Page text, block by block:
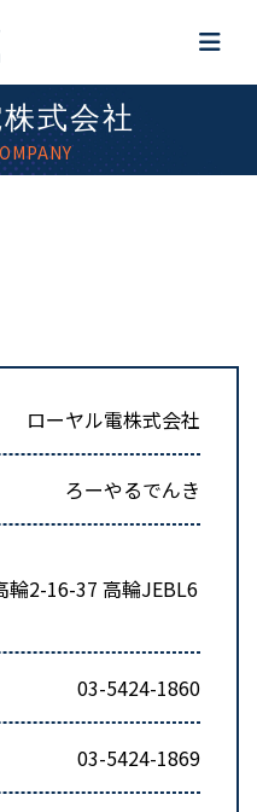
式会社
ローヤル電株式会社
ろーやるでんき
輪2-16-37 高輪JEBL6
03-5424-1860
03-5424-1869